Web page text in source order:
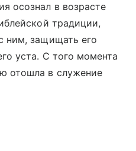
осознал в возрасте
традиции,
ним, защищать его
уста. С того момента
отошла в служение